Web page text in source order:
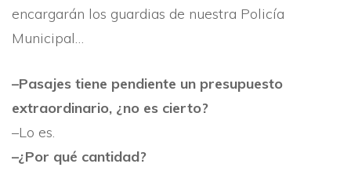
encargarán los guardias de nuestra Policí­a
Municipal…
–Pasajes tiene pendiente un presupuesto
extraordina­rio, ¿no es cierto?
–Lo es.
–¿Por qué cantidad?